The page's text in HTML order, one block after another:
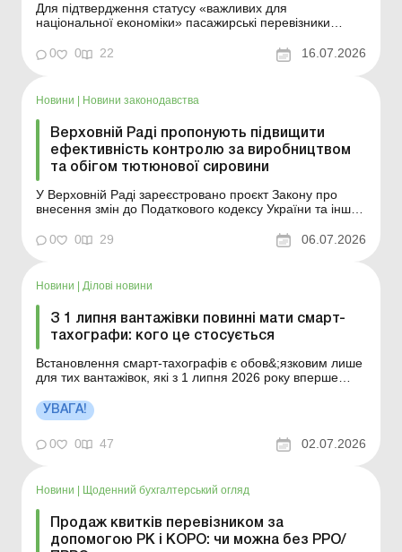
Для підтвердження статусу «важливих для
національної економіки» пасажирські перевізники
обслуговування автобусних маршрутів, указати кількість
транспортних засобів (автобусів) і копії діючих дозволів
0 0 22 16.07.2026
Новини | Новини законодавства
Верховній Раді пропонують підвищити
ефективність контролю за виробництвом
та обігом тютюнової сировини
У Верховній Раді зареєстровано проєкт Закону про
внесення змін до Податкового кодексу України та інших
контролю за виробництвом та обігом тютюнової
сплати, а...
0 0 29 06.07.2026
Новини Ділові новини
З 1 липня вантажівки повинні мати смарт-
тахографи: кого це стосується
Встановлення смарт-тахографів є обов&;язковим лише
для тих вантажівок, які з 1 липня 2026 року вперше
перевезень. Більше за темою: Місце, де зберігається
автомобіль: хто та як заповнює новий реквізит ТТН
Штрафи від Укртрансбезпеки: чи можуть ош...
УВАГА!
0 0 47 02.07.2026
Новини Щоденний бухгалтерський огляд
Продаж квитків перевізником за
допомогою РК і КОРО: чи можна без РРО/